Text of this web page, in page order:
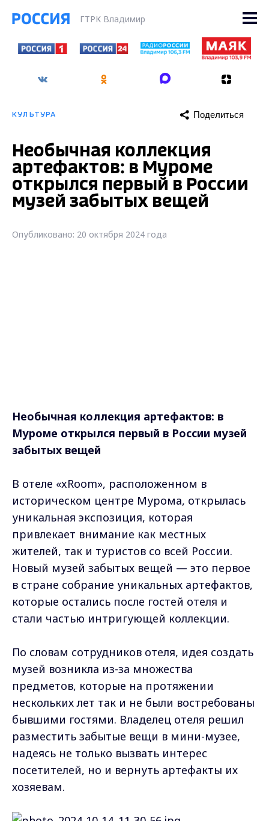
ГТРК Владимир
КУЛЬТУРА Поделиться
Необычная коллекция
артефактов: в Муроме
открылся первый в России
музей забытых вещей
Опубликовано: 20 октября 2024 года
Необычная коллекция артефактов: в
Муроме открылся первый в России музей
забытых вещей
В отеле «xRoom», расположенном в
историческом центре Мурома, открылась
уникальная экспозиция, которая
привлекает внимание как местных
жителей, так и туристов со всей России.
Новый музей забытых вещей — это первое
в стране собрание уникальных артефактов,
которые остались после гостей отеля и
стали частью интригующей коллекции.
По словам сотрудников отеля, идея создать
музей возникла из-за множества
предметов, которые на протяжении
нескольких лет так и не были востребованы
бывшими гостями. Владелец отеля решил
разместить забытые вещи в мини-музее,
надеясь не только вызвать интерес
посетителей, но и вернуть артефакты их
хозяевам.